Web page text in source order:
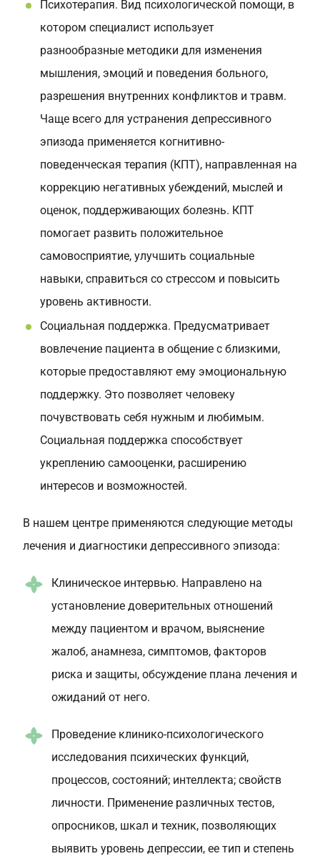
Психотерапия. Вид психологической помощи, в
котором специалист использует
разнообразные методики для изменения
мышления, эмоций и поведения больного,
разрешения внутренних конфликтов и травм.
Чаще всего для устранения депрессивного
эпизода применяется когнитивно-
поведенческая терапия (КПТ), направленная на
коррекцию негативных убеждений, мыслей и
оценок, поддерживающих болезнь. КПТ
помогает развить положительное
самовосприятие, улучшить социальные
навыки, справиться со стрессом и повысить
уровень активности.
Социальная поддержка. Предусматривает
вовлечение пациента в общение с близкими,
которые предоставляют ему эмоциональную
поддержку. Это позволяет человеку
почувствовать себя нужным и любимым.
Социальная поддержка способствует
укреплению самооценки, расширению
интересов и возможностей.
В нашем центре применяются следующие методы
лечения и диагностики депрессивного эпизода:
Клиническое интервью. Направлено на
установление доверительных отношений
между пациентом и врачом, выяснение
жалоб, анамнеза, симптомов, факторов
риска и защиты, обсуждение плана лечения и
ожиданий от него.
Проведение клинико-психологического
исследования психических функций,
процессов, состояний; интеллекта; свойств
личности. Применение различных тестов,
опросников, шкал и техник, позволяющих
выявить уровень депрессии, ее тип и степень